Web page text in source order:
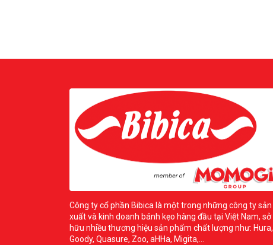
Công ty cổ phần Bibica là một trong những công ty sản
xuất và kinh doanh bánh kẹo hàng đầu tại Việt Nam, sở
hữu nhiều thương hiệu sản phẩm chất lượng như: Hura,
Goody, Quasure, Zoo, aHHa, Migita,...